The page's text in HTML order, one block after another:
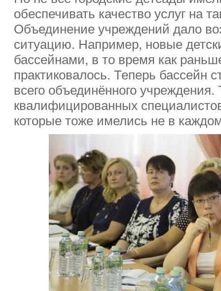
обеспечивать качество услуг на
Объединение учреждений дало
ситуацию. Например, новые
бассейнами, в то время как
практиковалось. Теперь бассейн
всего объединённого учреждения.
квалифицированных
которые тоже имелись не в